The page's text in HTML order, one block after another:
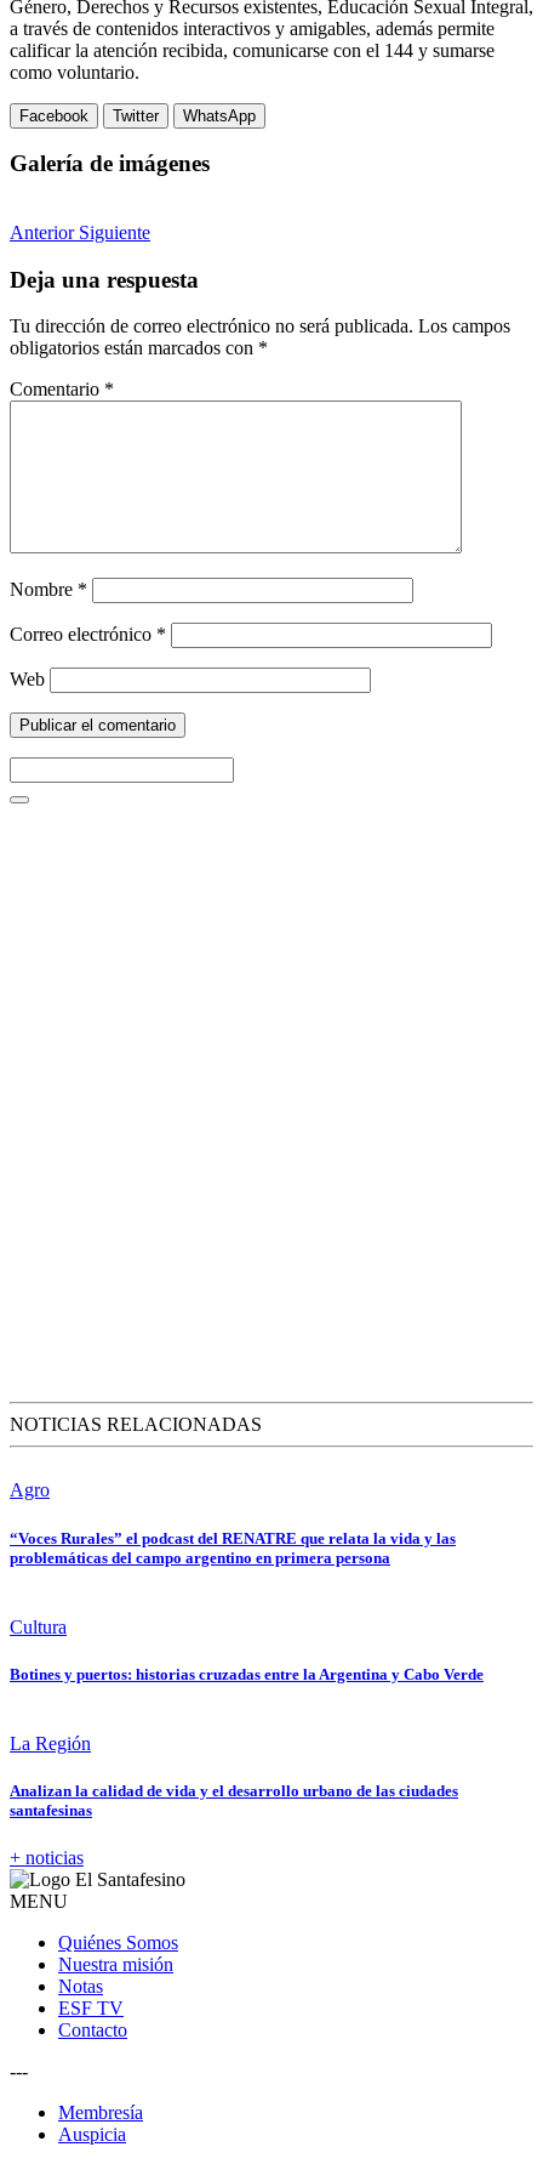
Género, Derechos y Recursos existentes, Educación Sexual Integral,
a través de contenidos interactivos y amigables, además permite
calificar la atención recibida, comunicarse con el 144 y sumarse
como voluntario.
Facebook Twitter WhatsApp
Galería de imágenes
Anterior Siguiente
Deja una respuesta
Tu dirección de correo electrónico no será publicada. Los campos
obligatorios están marcados con *
Comentario *
Nombre *
Correo electrónico *
Web
NOTICIAS RELACIONADAS
Agro
“Voces Rurales” el podcast del RENATRE que relata la vida y las
problemáticas del campo argentino en primera persona
Cultura
Botines y puertos: historias cruzadas entre la Argentina y Cabo Verde
La Región
Analizan la calidad de vida y el desarrollo urbano de las ciudades
santafesinas
+ noticias
MENU
Quiénes Somos
Nuestra misión
Notas
ESF TV
Contacto
---
Membresía
Auspicia